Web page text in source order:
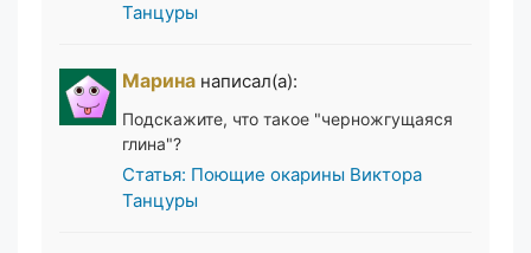
Танцуры
Марина написал(а):
Подскажите, что такое "черножгущаяся
глина"?
Статья: Поющие окарины Виктора
Танцуры